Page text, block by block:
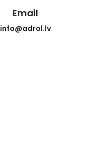
Email
info@adrol.lv